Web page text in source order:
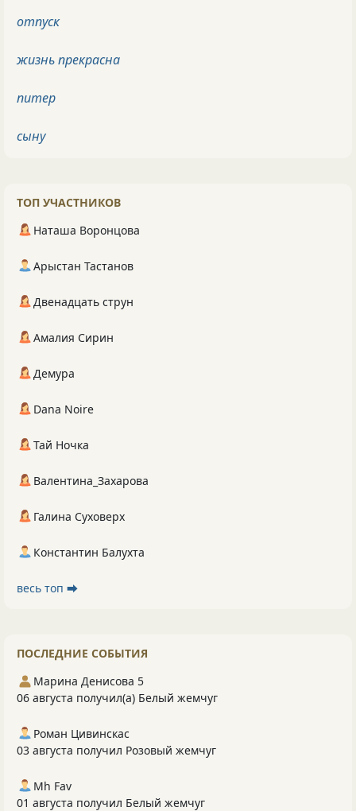
отпуск
жизнь прекрасна
питер
сыну
ТОП УЧАСТНИКОВ
Наташа Воронцова
Арыстан Тастанов
Двенадцать струн
Амалия Сирин
Демура
Dana Noire
Тай Ночка
Валентина_Захарова
Галина Суховерх
Константин Балухта
весь топ ⮕
ПОСЛЕДНИЕ СОБЫТИЯ
Марина Денисова 5
06 августа получил(а) Белый жемчуг
Роман Цивинскас
03 августа получил Розовый жемчуг
Mh Fav
01 августа получил Белый жемчуг